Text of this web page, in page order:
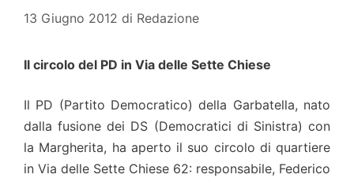
13 Giugno 2012 di Redazione
Il circolo del PD in Via delle Sette Chiese
Il PD (Partito Democratico) della Garbatella, nato
dalla fusione dei DS (Democratici di Sinistra) con
la Margherita, ha aperto il suo circolo di quartiere
in Via delle Sette Chiese 62: responsabile, Federico